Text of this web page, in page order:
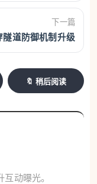
下一篇
隧道防御机制升级
🔖 稍后阅读
动曝光。